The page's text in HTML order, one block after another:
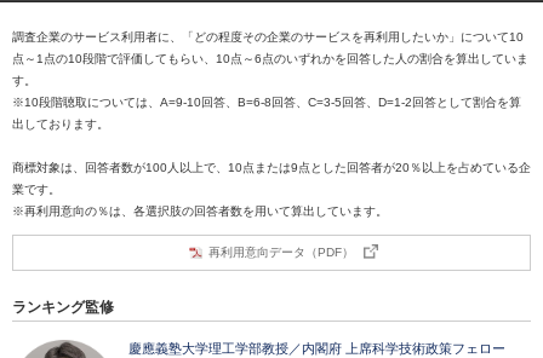
調査企業のサービス利用者に、「どの程度その企業のサービスを再利用したいか」について10
点～1点の10段階で評価してもらい、10点～6点のいずれかを回答した人の割合を算出していま
す。
※10段階聴取については、A=9-10回答、B=6-8回答、C=3-5回答、D=1-2回答として割合を算
出しております。
商標対象は、回答者数が100人以上で、10点または9点とした回答者が20％以上を占めている企
業です。
※再利用意向の％は、各選択肢の回答者数を用いて算出しています。
再利用意向データ（PDF）
ランキング監修
慶應義塾大学理工学部教授／内閣府 上席科学技術政策フェロー